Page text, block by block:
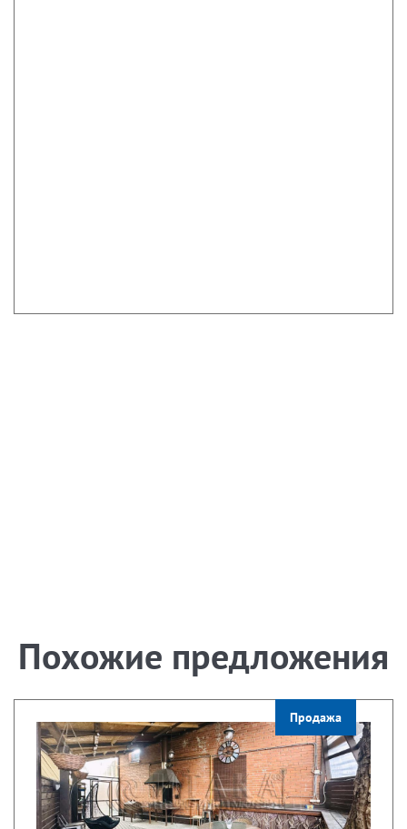
Похожие предложения
Продажа